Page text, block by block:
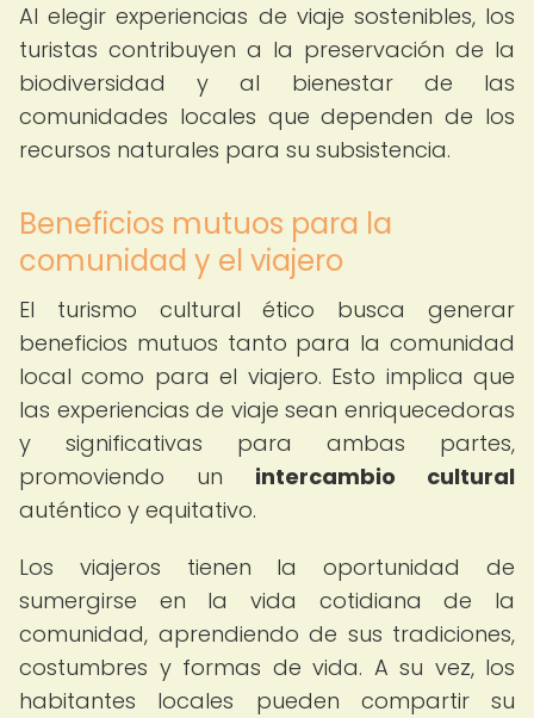
Al elegir experiencias de viaje sostenibles, los
turistas contribuyen a la preservación de la
biodiversidad y al bienestar de las
comunidades locales que dependen de los
recursos naturales para su subsistencia.
Beneficios mutuos para la
comunidad y el viajero
El turismo cultural ético busca generar
beneficios mutuos tanto para la comunidad
local como para el viajero. Esto implica que
las experiencias de viaje sean enriquecedoras
y significativas para ambas partes,
promoviendo un intercambio cultural
auténtico y equitativo.
Los viajeros tienen la oportunidad de
sumergirse en la vida cotidiana de la
comunidad, aprendiendo de sus tradiciones,
costumbres y formas de vida. A su vez, los
habitantes locales pueden compartir su